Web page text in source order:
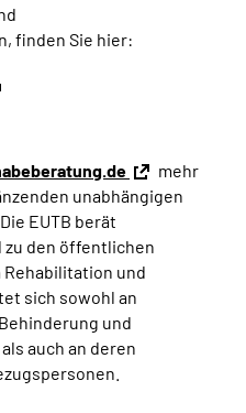
finden Sie hier:
mehr
unabhängigen
EUTB berät
zu den öffentlichen
Rehabilitation und
sich sowohl an
und
auch an deren